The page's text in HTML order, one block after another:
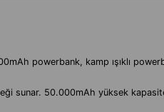
powerbank, kamp ışıklı
sunar. 50.000mAh yüksek